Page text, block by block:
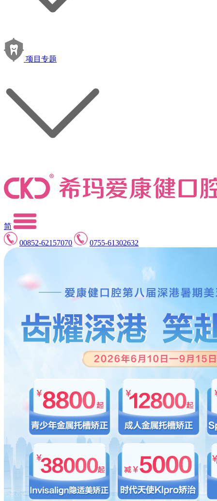
项目专题
简
00852-62157070
0755-61302632